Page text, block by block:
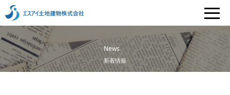
News
新着情報